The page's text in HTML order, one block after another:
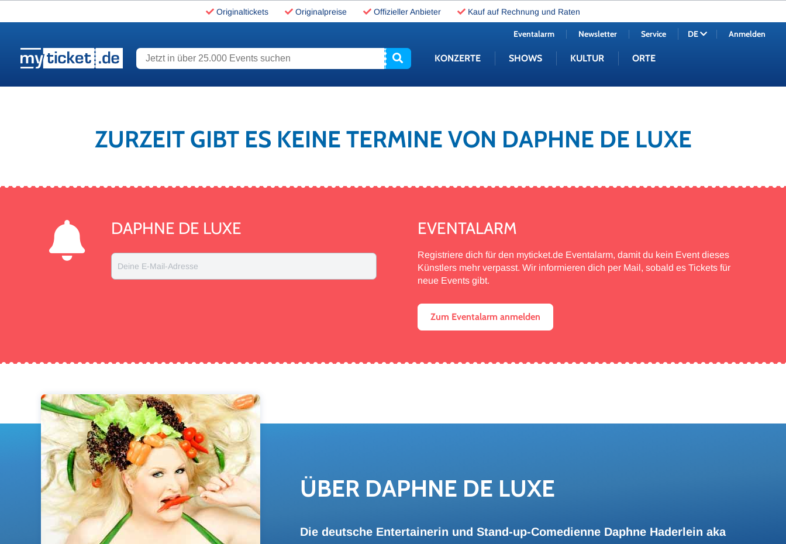
Originaltickets Originalpreise Offizieller Anbieter Kauf auf Rechnung und Raten
Jetzt in über 25.000 Events suchen KONZERTE SHOWS KULTUR ORTE
Eventalarm Newsletter Service DE Anmelden
ZURZEIT GIBT ES KEINE TERMINE VON DAPHNE DE LUXE
DAPHNE DE LUXE
Deine E-Mail-Adresse
EVENTALARM
Registriere dich für den myticket.de Eventalarm, damit du kein Event dieses
Künstlers mehr verpasst. Wir informieren dich per Mail, sobald es Tickets für
neue Events gibt.
Zum Eventalarm anmelden
ÜBER DAPH­NE DE LUXE
Die deutsche Entertainerin und Stand-up-Comedienne Daphne Haderlein aka